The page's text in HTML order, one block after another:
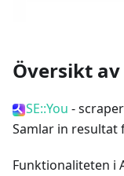
Översikt
SE::You -
Samlar in
Funktionaliteten i